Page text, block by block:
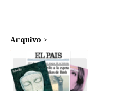
Arquivo